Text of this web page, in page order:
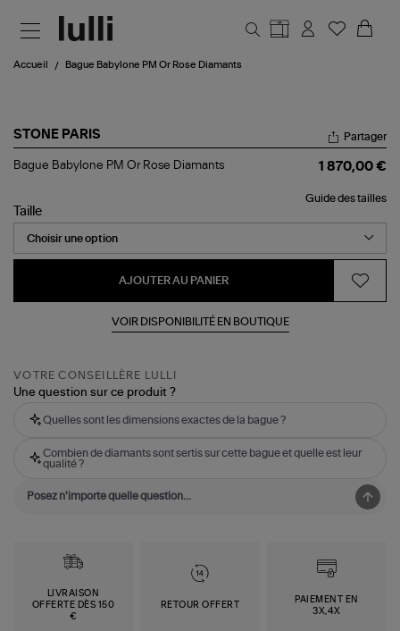
Accueil Bague Babylone PM Or Rose Diamants
STONE PARIS
Bague
Or
Rose
Diamants
Partager
Bague Babylone PM Or Rose Diamants 1 870,00 €
Guide des tailles
Taille
AJOUTER AU PANIER
VOIR DISPONIBILITÉ EN BOUTIQUE
VOTRE CONSEILLÈRE LULLI
Une question sur ce produit ?
Quelles sont les dimensions exactes de la bague ?
Combien de diamants sont sertis sur cette bague et quelle est leur
qualité ?
LIVRAISON
OFFERTE DÈS 150
€
RETOUR OFFERT
PAIEMENT EN
3X,4X